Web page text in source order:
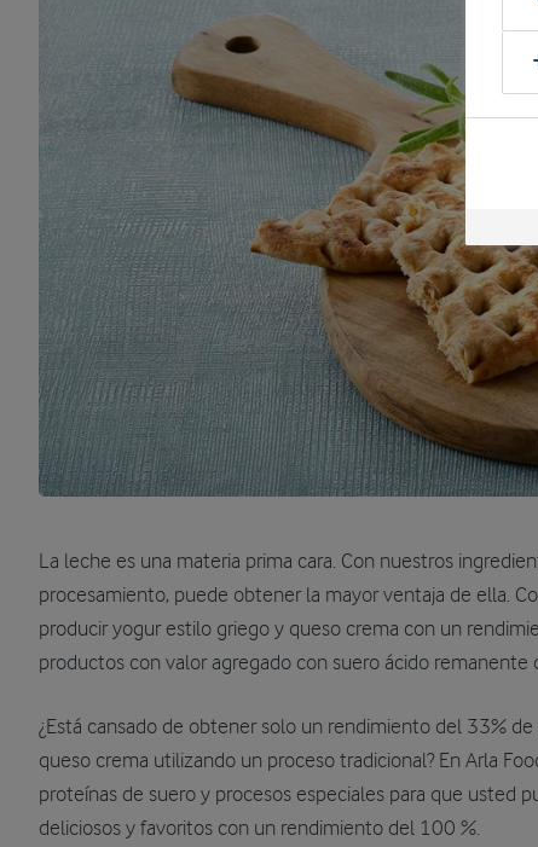
La leche es una materia prima cara. Con nuestros
procesamiento, puede obtener la mayor ventaja de ella.
producir yogur estilo griego y queso crema con un
productos con valor agregado con suero ácido remanente
¿Está cansado de obtener solo un rendimiento del 33%
queso crema utilizando un proceso tradicional? En Arla
proteínas de suero y procesos especiales para que usted
deliciosos y favoritos con un rendimiento del 100 %.